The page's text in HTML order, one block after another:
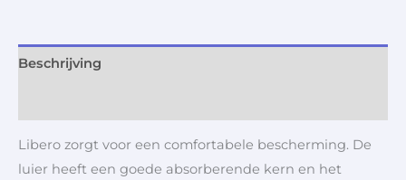
Beschrijving
Libero zorgt voor een comfortabele bescherming. De
luier heeft een goede absorberende kern en het